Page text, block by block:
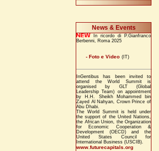
News & Events
In ricordo di P.Gianfranco
Berbenni, Roma 2025
- Foto e Video (IT)
InGentibus has been invited to
attend the World Summit is
organised by GLT (Global
Leadership Team) on appointment
by H.H. Sheikh Mohammed bin
Zayed Al Nahyan, Crown Prince of
Abu Dhabi.
The World Summit is held under
the support of the United Nations,
the African Union, the Organization
for Economic Cooperation &
Development (OECD) and the
United States Council for
International Business (USCIB).
www.futurecapitals.org